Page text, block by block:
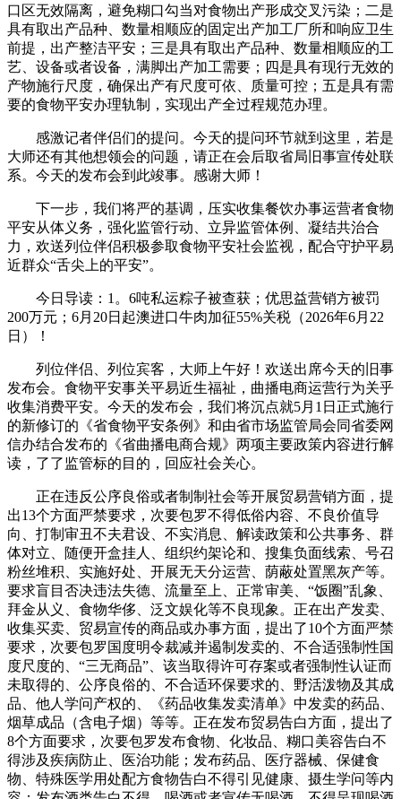
口区无效隔离，避免糊口勾当对食物出产形成交叉污染；二是
具有取出产品种、数量相顺应的固定出产加工厂所和响应卫生
前提，出产整洁平安；三是具有取出产品种、数量相顺应的工
艺、设备或者设备，满脚出产加工需要；四是具有现行无效的
产物施行尺度，确保出产有尺度可依、质量可控；五是具有需
要的食物平安办理轨制，实现出产全过程规范办理。
感激记者伴侣们的提问。今天的提问环节就到这里，若是
大师还有其他想领会的问题，请正在会后取省局旧事宣传处联
系。今天的发布会到此竣事。感谢大师！
下一步，我们将严的基调，压实收集餐饮办事运营者食物
平安从体义务，强化监管行动、立异监管体例、凝结共治合
力，欢送列位伴侣积极参取食物平安社会监视，配合守护平易
近群众“舌尖上的平安”。
今日导读：1。6吨私运粽子被查获；优思益营销方被罚
200万元；6月20日起澳进口牛肉加征55%关税（2026年6月22
日）！
列位伴侣、列位宾客，大师上午好！欢送出席今天的旧事
发布会。食物平安事关平易近生福祉，曲播电商运营行为关乎
收集消费平安。今天的发布会，我们将沉点就5月1日正式施行
的新修订的《省食物平安条例》和由省市场监管局会同省委网
信办结合发布的《省曲播电商合规》两项主要政策内容进行解
读，了了监管标的目的，回应社会关心。
正在违反公序良俗或者制制社会等开展贸易营销方面，提
出13个方面严禁要求，次要包罗不得低俗内容、不良价值导
向、打制审丑不夫君设、不实消息、解读政策和公共事务、群
体对立、随便开盒挂人、组织约架论和、搜集负面线索、号召
粉丝堆积、实施好处、开展无天分运营、荫蔽处置黑灰产等。
要求盲目否决违法失德、流量至上、正常审美、“饭圈”乱象、
拜金从义、食物华侈、泛文娱化等不良现象。正在出产发卖、
收集买卖、贸易宣传的商品或办事方面，提出了10个方面严禁
要求，次要包罗国度明令裁减并遏制发卖的、不合适强制性国
度尺度的、“三无商品”、该当取得许可存案或者强制性认证而
未取得的、公序良俗的、不合适环保要求的、野活泼物及其成
品、他人学问产权的、《药品收集发卖清单》中发卖的药品、
烟草成品（含电子烟）等等。正在发布贸易告白方面，提出了
8个方面要求，次要包罗发布食物、化妆品、糊口美容告白不
得涉及疾病防止、医治功能；发布药品、医疗器械、保健食
物、特殊医学用处配方食物告白不得引见健康、摄生学问等内